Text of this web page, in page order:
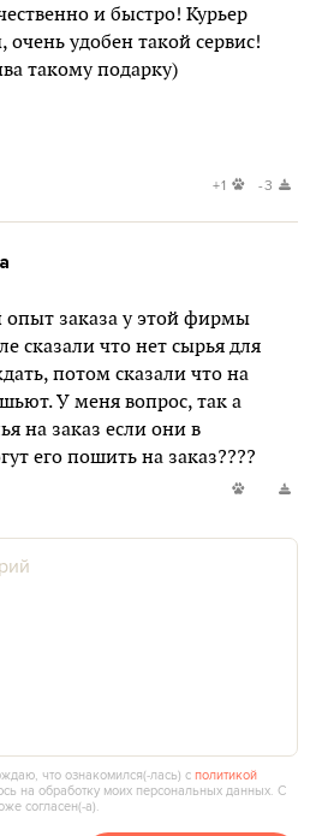
и быстро! Курьер
очень удобен такой сервис!
такому подарку)
+1 -3
заказа у этой фирмы
сказали что нет сырья для
потом сказали что на
У меня вопрос, так а
на заказ если они в
его пошить на заказ????
что ознакомился(‑лась) сполитикой
на обработку моих персональных данных. С
согласен(‑а).